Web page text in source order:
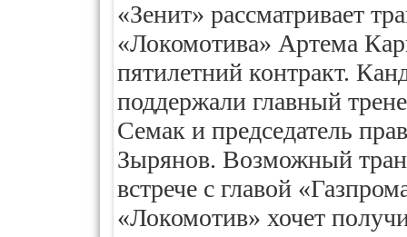
«Зенит» рассматривает
«Локомотива» Артема
пятилетний контракт.
поддержали главный
Семак и председатель
Зырянов. Возможный
встрече с главой
«Локомотив» хочет